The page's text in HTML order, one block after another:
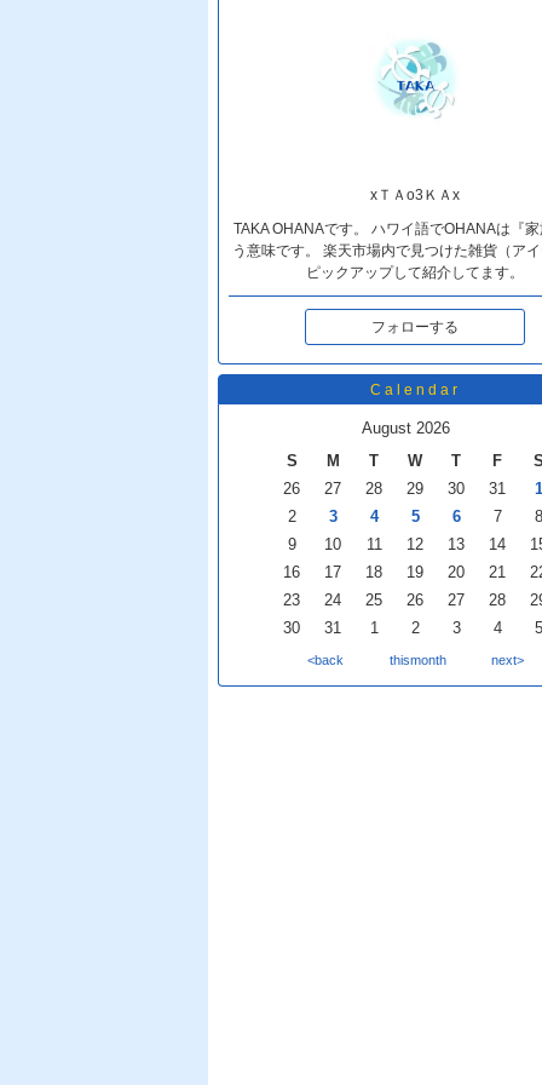
xＴＡo3ＫＡx
TAKA OHANAです。 ハワイ語でOHANAは『
う意味です。 楽天市場内で見つけた雑貨（ア
ピックアップして紹介してます。
フォローする
Calendar
August 2026
S
M T W T F
S
26
27 28 29 30 31
1
2
3 4 5 6 7
8
9
10 11 12 13 14
16
17 18 19 20 21
23
24 25 26 27 28
30
31 1 2 3 4 5
<back thismonth next>